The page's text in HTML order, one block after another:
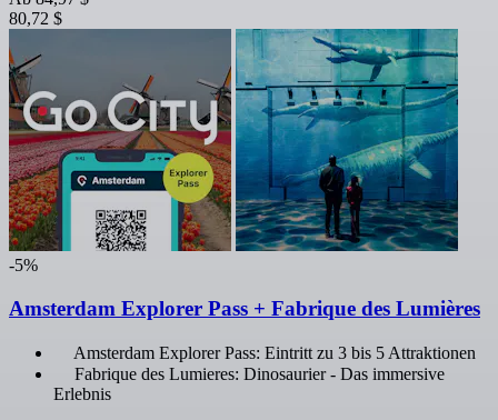
80,72 $
-5%
Amsterdam Explorer Pass + Fabrique des Lumières
Amsterdam Explorer Pass: Eintritt zu 3 bis 5 Attraktionen
Fabrique des Lumieres: Dinosaurier - Das immersive
Erlebnis